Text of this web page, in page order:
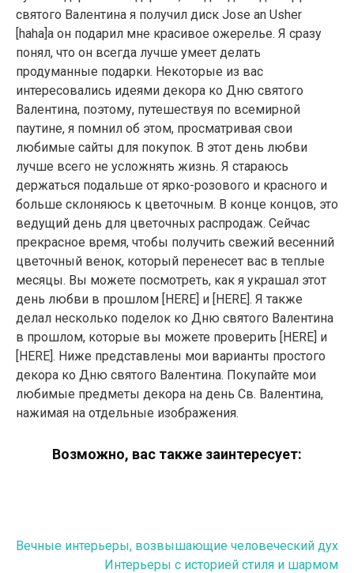
святого Валентина я получил диск Jose an Usher
[haha]а он подарил мне красивое ожерелье. Я сразу
понял, что он всегда лучше умеет делать
продуманные подарки. Некоторые из вас
интересовались идеями декора ко Дню святого
Валентина, поэтому, путешествуя по всемирной
паутине, я помнил об этом, просматривая свои
любимые сайты для покупок. В этот день любви
лучше всего не усложнять жизнь. Я стараюсь
держаться подальше от ярко-розового и красного и
больше склоняюсь к цветочным. В конце концов, это
ведущий день для цветочных распродаж. Сейчас
прекрасное время, чтобы получить свежий весенний
цветочный венок, который перенесет вас в теплые
месяцы. Вы можете посмотреть, как я украшал этот
день любви в прошлом [HERE] и [HERE]. Я также
делал несколько поделок ко Дню святого Валентина
в прошлом, которые вы можете проверить [HERE] и
[HERE]. Ниже представлены мои варианты простого
декора ко Дню святого Валентина. Покупайте мои
любимые предметы декора на день Св. Валентина,
нажимая на отдельные изображения.
Возможно, вас также заинтересует:
Навигация
Вечные интерьеры, возвышающие человеческий дух
Интерьеры с историей стиля и шармом